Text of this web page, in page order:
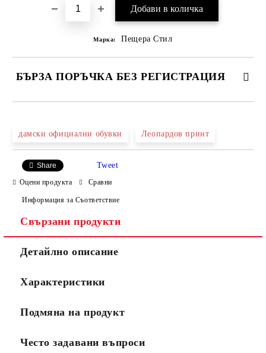
Марка: Пещера Стил
БЪРЗА ПОРЪЧКА БЕЗ РЕГИСТРАЦИЯ
Ние ще се свържем с вас в рамките на работния ден.
дамски официални обувки Леопардов принт
Share Tweet
Оцени продукта Сравни
Информация за Съответствие
Свързани продукти
Детайлно описание
Характеристики
Подмяна на продукт
Често задавани въпроси